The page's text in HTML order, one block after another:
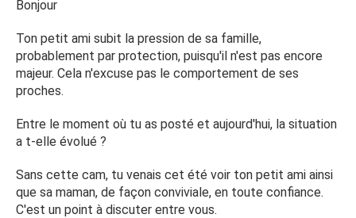
Désolé de ce long pavé... (Je l'ai mis dans rupture car je ne
savais pas où mettre mon sujet... Désolé... J'espère avoir
des réponses tout de même...)
Un jeune garçon désemparé
Bonjour
Ton petit ami subit la pression de sa famille,
probablement par protection, puisqu'il n'est pas encore
majeur. Cela n'excuse pas le comportement de ses
proches.
Entre le moment où tu as posté et aujourd'hui, la situation
a t-elle évolué ?
Sans cette cam, tu venais cet été voir ton petit ami ainsi
que sa maman, de façon conviviale, en toute confiance.
C'est un point à discuter entre vous.